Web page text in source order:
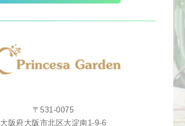
〒531-0075
大阪府大阪市北区大淀南1-9-6